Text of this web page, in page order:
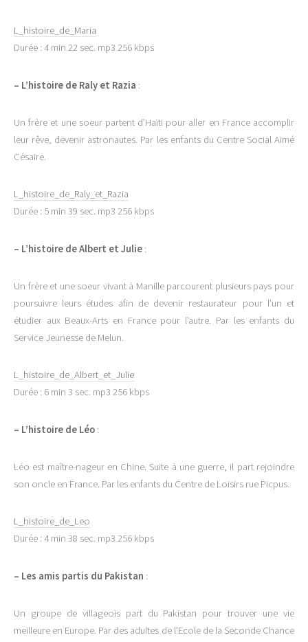
L_histoire_de_Maria
Durée : 4 min 22 sec. mp3 256 kbps
– L’histoire de Raly et Razia :
Un frère et une soeur partent d’Haïti pour aller en France accomplir
leur rêve, devenir astronautes. Par les enfants du Centre Social Aimé
Césaire.
L_histoire_de_Raly_et_Razia
Durée : 5 min 39 sec. mp3 256 kbps
– L’histoire de Albert et Julie :
Un frère et une soeur vivant à Manille parcourent plusieurs pays pour
poursuivre leurs études afin de devenir restaurateur pour l’un et
étudier aux Beaux-Arts en France pour l’autre. Par les enfants du
Service Jeunesse de Melun.
L_histoire_de_Albert_et_Julie
Durée : 6 min 3 sec. mp3 256 kbps
– L’histoire de Léo :
Léo est maître-nageur en Chine. Suite à une guerre, il part rejoindre
son oncle en France. Par les enfants du Centre de Loisirs rue Picpus.
L_histoire_de_Leo
Durée : 4 min 38 sec. mp3 256 kbps
– Les amis partis du Pakistan :
Un groupe de villageois part du Pakistan pour trouver une vie
meilleure en Europe. Par des adultes de l’Ecole de la Seconde Chance